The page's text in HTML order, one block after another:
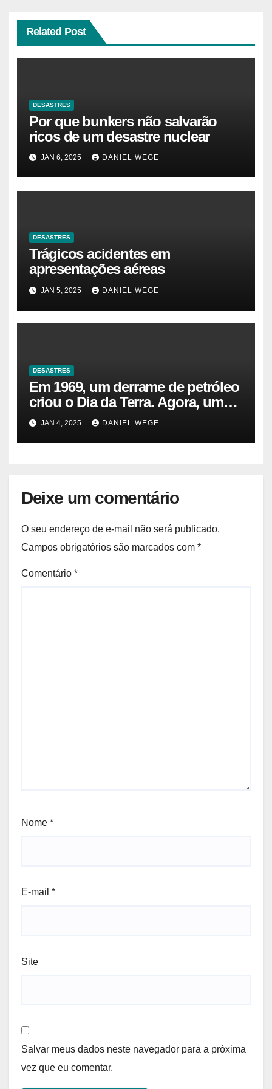
Related Post
DESASTRES
Por que bunkers não salvarão
ricos de um desastre nuclear
JAN 6, 2025 DANIEL WEGE
DESASTRES
Trágicos acidentes em
apresentações aéreas
JAN 5, 2025 DANIEL WEGE
DESASTRES
Em 1969, um derrame de petróleo
criou o Dia da Terra. Agora, um
gasoduto pode reabrir |
Sustentabilidade
JAN 4, 2025 DANIEL WEGE
Deixe um comentário
O seu endereço de e-mail não será publicado.
Campos obrigatórios são marcados com *
Comentário *
Nome *
E-mail *
Site
Salvar meus dados neste navegador para a próxima
vez que eu comentar.